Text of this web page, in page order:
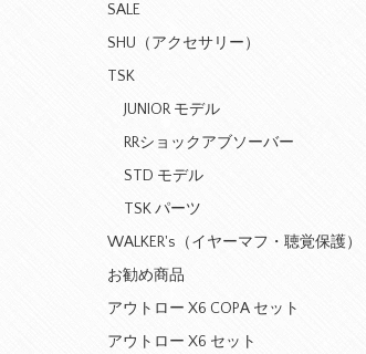
SALE
SHU（アクセサリー）
TSK
JUNIOR モデル
RRショックアブソーバー
STD モデル
TSK パーツ
WALKER's（イヤーマフ・聴覚保護）
お勧め商品
アウトロー X6 COPA セット
アウトロー X6 セット